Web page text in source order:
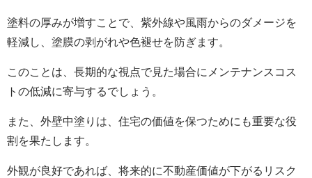
塗料の厚みが増すことで、紫外線や風雨からのダメージを
軽減し、塗膜の剥がれや色褪せを防ぎます。
このことは、長期的な視点で見た場合にメンテナンスコス
トの低減に寄与するでしょう。
また、外壁中塗りは、住宅の価値を保つためにも重要な役
割を果たします。
外観が良好であれば、将来的に不動産価値が下がるリスク